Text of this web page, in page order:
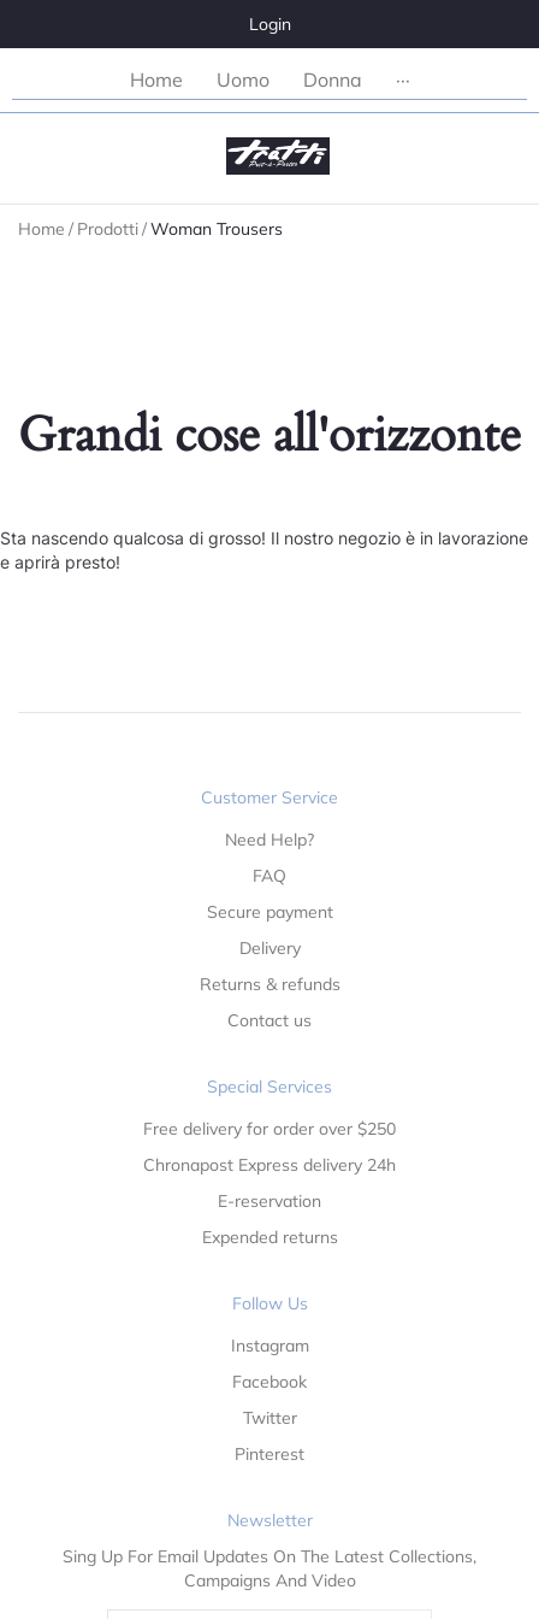
Login
Home Uomo Donna ···
Home / Prodotti/Woman Trousers
Grandi cose all'orizzonte
Sta nascendo qualcosa di grosso! Il nostro negozio è in lavorazione
e aprirà presto!
Customer Service
Need Help?
FAQ
Secure payment
Delivery
Returns & refunds
Contact us
Special Services
Free delivery for order over $250
Chronapost Express delivery 24h
E-reservation
Expended returns
Follow Us
Instagram
Facebook
Twitter
Pinterest
Newsletter
Sing Up For Email Updates On The Latest Collections,
Campaigns And Video